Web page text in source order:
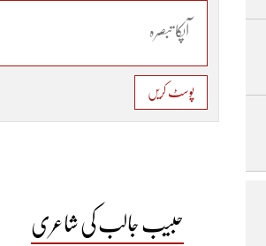
پوسٹ کریں
حبیب جالب کی شاعری